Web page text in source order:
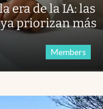
era de la IA: las
priorizan más
Members